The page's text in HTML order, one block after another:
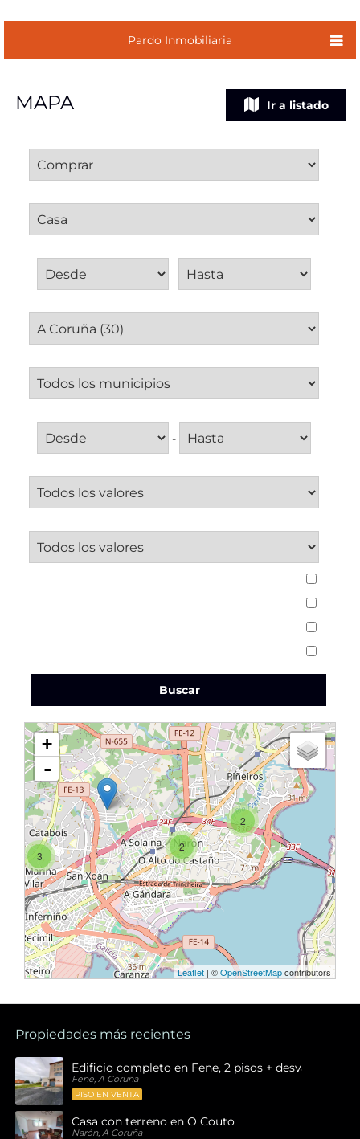
Pardo Inmobiliaria
MAPA Ir a listado
-
Buscar
2
2
3
+
-
Leaflet| ©OpenStreetMapcontributors
Propiedades más recientes
Edificio completo en Fene, 2 pisos + desván , 1
Fene, A Coruña
PISO EN VENTA
Casa con terreno en O Couto
Narón, A Coruña